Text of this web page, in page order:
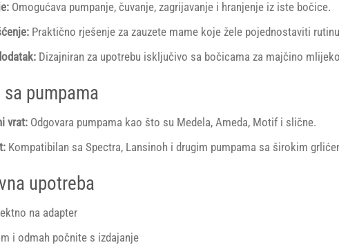
Omogućava pumpanje, čuvanje, zagrijavanje i hranjenje iz iste bočice.
Praktično rješenje za zauzete mame koje žele pojednostaviti
Dizajniran za upotrebu isključivo sa bočicama za majčino
pumpama
vrat:Odgovara pumpama kao što su Medela, Ameda, Motif i slične.
Kompatibilan sa Spectra, Lansinoh i drugim pumpama sa širokim
upotreba
na adapter
i odmah počnite s izdajanje